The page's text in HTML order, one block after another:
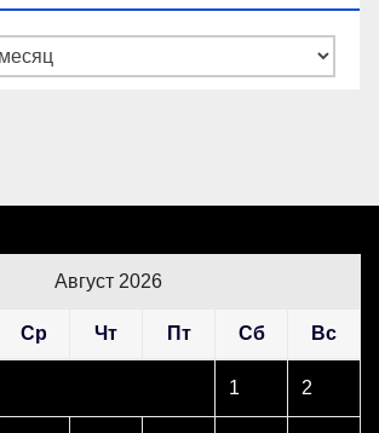
Август 2026
Ср Чт Пт Сб Вс
1 2